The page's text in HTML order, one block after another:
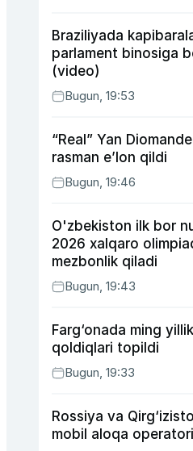
Braziliyada
parlament binosiga
(video)
Bugun, 19:53
“Real” Yan
rasman e’lon qildi
Bugun, 19:46
O'zbekiston ilk bor
2026 xalqaro
mezbonlik qiladi
Bugun, 19:43
Farg‘onada ming
qoldiqlari topildi
Bugun, 19:33
Rossiya va
mobil aloqa